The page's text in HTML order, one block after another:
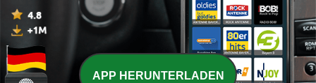
APP HERUNTERLADEN